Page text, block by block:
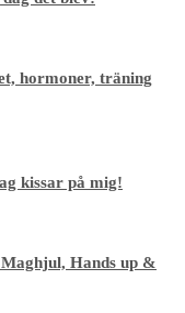
hormoner, träning
kissar på mig!
Hands up &